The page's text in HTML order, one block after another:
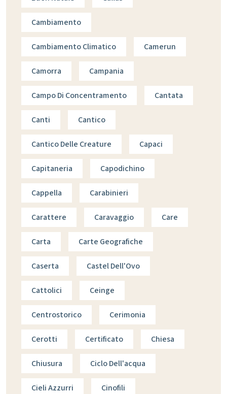
Cambiamento
Cambiamento Climatico Camerun
Camorra Campania
Campo Di Concentramento Cantata
Canti Cantico
Cantico Delle Creature Capaci
Capitaneria Capodichino
Cappella Carabinieri
Carattere Caravaggio Care
Carta Carte Geografiche
Caserta Castel Dell'Ovo
Cattolici Ceinge
Centrostorico Cerimonia
Cerotti Certificato Chiesa
Chiusura Ciclo Dell'acqua
Cieli Azzurri Cinofili